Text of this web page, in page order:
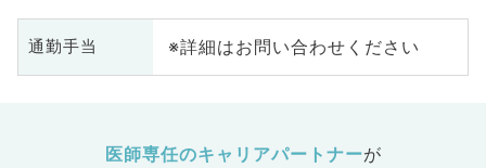
通勤手当 ※詳細はお問い合わせください
医師専任のキャリアパートナーが